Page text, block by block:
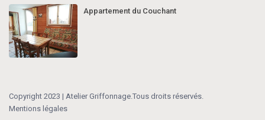
Appartement du Couchant
Copyright 2023 | Atelier Griffonnage.Tous droits réservés.
Mentions légales